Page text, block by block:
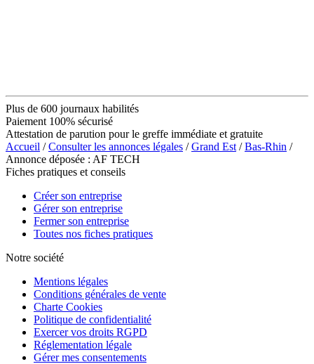
Plus de 600 journaux habilités
Paiement 100% sécurisé
Attestation de parution pour le greffe immédiate et gratuite
Accueil /Consulter les annonces légales /Grand Est /Bas-Rhin /
Annonce déposée : AF TECH
Fiches pratiques et conseils
Créer son entreprise
Gérer son entreprise
Fermer son entreprise
Toutes nos fiches pratiques
Notre société
Mentions légales
Conditions générales de vente
Charte Cookies
Politique de confidentialité
Exercer vos droits RGPD
Réglementation légale
Gérer mes consentements